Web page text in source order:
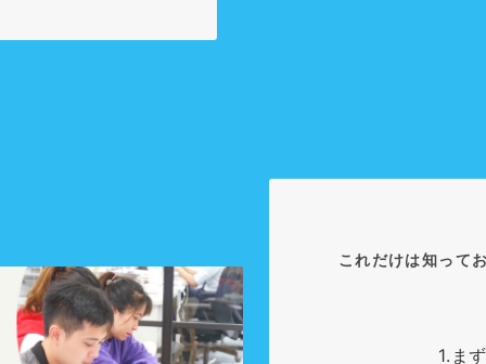
これだけは知って
1.ま